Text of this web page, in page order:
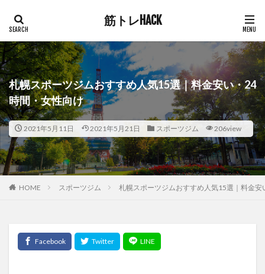
筋トレHACK
札幌スポーツジムおすすめ人気15選｜料金安い・24
時間・女性向け
2021年5月11日 2021年5月21日 スポーツジム 206view
HOME スポーツジム 札幌スポーツジムおすすめ人気15選｜料金